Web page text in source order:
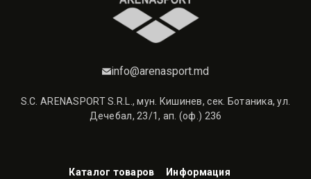
info@arenasport.md
S.C. ARENASPORT S.R.L., мун. Кишинев, сек. Ботаника, ул.
Дечебал, 23/1, ап. (оф.) 236
Каталог товаров Информация